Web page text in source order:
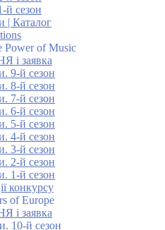
й сезон
| Каталог
of Music
заявка
9-й сезон
8-й сезон
7-й сезон
6-й сезон
5-й сезон
4-й сезон
3-й сезон
2-й сезон
1-й сезон
конкурсу
of Europe
заявка
10-й сезон